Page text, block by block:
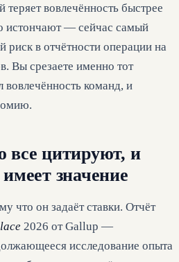
вовлечённость быстрее
истончают — сейчас самый
в отчётности операции на
Вы срезаете именно тот
команд, и
все цитируют, и
значение
что он задаёт ставки. Отчёт
2026 от Gallup —
исследование опыта